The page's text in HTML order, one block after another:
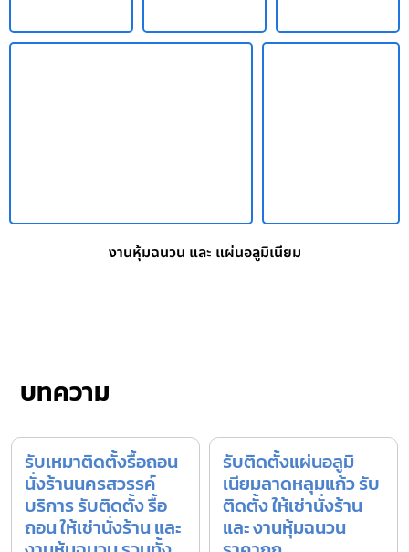
งานหุ้มฉนวน และ แผ่นอลูมิเนียม
บทความ
รับเหมาติดตั้งรื้อถอน
นั่งร้านนครสวรรค์
บริการ รับติดตั้ง รื้อ
ถอน ให้เช่านั่งร้าน และ
รับติดตั้งแผ่นอลูมิ
เนียมลาดหลุมแก้ว รับ
ติดตั้ง ให้เช่านั่งร้าน
และ งานหุ้มฉนวน